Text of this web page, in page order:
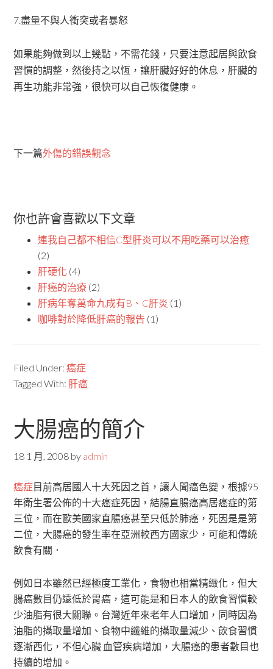
7.盡量不與人衝突或者暴怒
如果能夠做到以上幾點，不需花錢，只要注意起居與飲食
習慣的調整，然後持之以恆，讓肝臟好好的休息，肝臟的
再生功能非常強，很快可以自己恢復健康。
下一篇外傷的錯誤觀念
你也許會喜歡以下文章
連我自己都不相信C型肝炎可以不用吃藥可以治癒
(2)
肝硬化 (4)
肝癌的治療 (2)
肝病年奪萬命九成有B、C肝炎 (1)
咖啡對於降低肝癌的報告 (1)
Filed Under:癌症
Tagged With: 肝癌
大腸癌的簡介
18 1 月, 2008 by admin
癌症目前高居國人十大死因之首，讓人聞癌色變，根據95
年衛生署公佈的十大癌症死因，結腸直腸癌高居癌症的第
三位，而在歐美國家直腸癌甚至只低於肺癌，死因是是第
二位，大腸癌的發生率在亞洲較西方國家少，可能和傳統
飲食有關．
例如日本雖然已經極度工業化，食物也相當精緻化，但大
腸癌數目仍遠低於胃癌，這可能是和日本人的飲食習慣較
少油脂有很大關聯。台灣近年來老年人口增加，同時因為
油脂的攝取量增加、食物中纖維的攝取量減少、飲食習慣
逐漸西化，不但心臟 血管疾病增加，大腸癌的患者數目也
持續的增加。